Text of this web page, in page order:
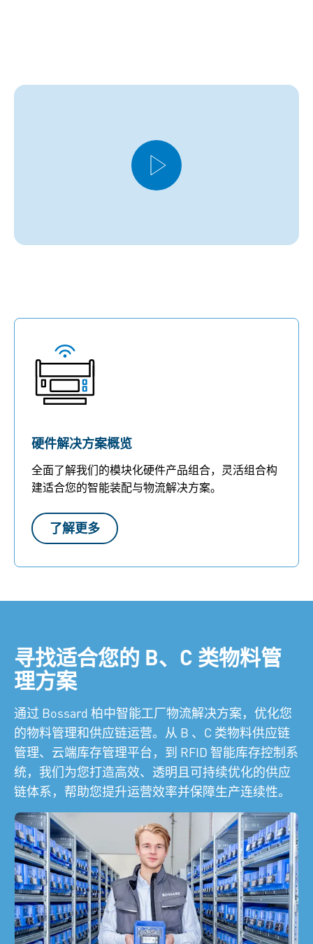
硬件解决方案概览
全面了解我们的模块化硬件产品组合，灵活组合构
建适合您的智能装配与物流解决方案。
了解更多
寻找适合您的 B、C 类物料管
理方案
通过 Bossard 柏中智能工厂物流解决方案，优化您
的物料管理和供应链运营。从 B 、C 类物料供应链
管理、云端库存管理平台，到 RFID 智能库存控制系
统，我们为您打造高效、透明且可持续优化的供应
链体系，帮助您提升运营效率并保障生产连续性。